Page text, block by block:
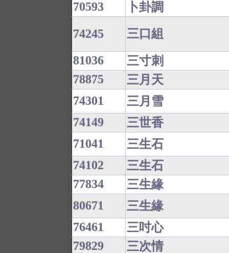
70593
卜卦調
74245
三口組
81036
三寸刺
78875
三月天
74301
三月雪
74149
三世香
71041
三生石
74102
三生石
77834
三生緣
80671
三生緣
76461
三吋心
79829
三次情